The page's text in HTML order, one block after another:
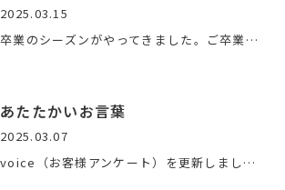
2025.03.15
卒業のシーズンがやってきました。ご卒業された皆様、おめでと…
あたたかいお言葉
2025.03.07
voice（お客様アンケート）を更新しました。ご返信くださったOB…